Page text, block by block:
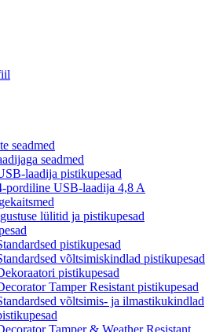
seadmed
seadmed
laadija pistikupesad
pordiline USB-laadija 4,8 A
lülitid ja pistikupesad
pistikupesad
võltsimiskindlad pistikupesad
pistikupesad
Tamper Resistant pistikupesad
võltsimis- ja ilmastikukindlad
Tamper & Weather Resistant